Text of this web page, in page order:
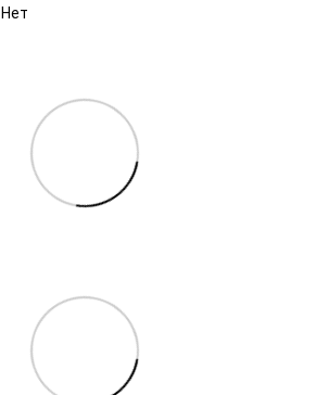
Нет